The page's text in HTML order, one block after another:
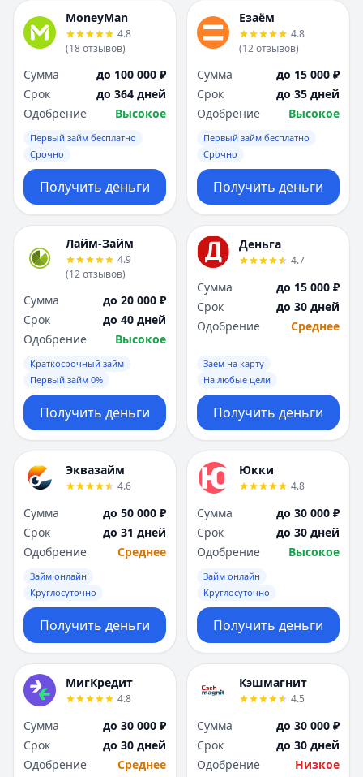
MoneyMan
4.8
(18отзывов)
Сумма
до 100 000 ₽
Срок
до 364 дней
Одобрение
Высокое
Первый займ бесплатно
Срочно
Получить деньги
Езаём
4.8
(12отзывов)
Сумма
до 15 000 ₽
Срок
до 35 дней
Одобрение
Высокое
Первый займ бесплатно
Срочно
Получить деньги
Лайм-Займ
4.9
(12отзывов)
Сумма
до 20 000 ₽
Срок
до 40 дней
Одобрение
Высокое
Краткосрочный займ
Первый займ 0%
Получить деньги
Деньга
4.7
Сумма
до 15 000 ₽
Срок
до 30 дней
Одобрение
Среднее
Заем на карту
На любые цели
Получить деньги
Эквазайм
4.6
Сумма
до 50 000 ₽
Срок
до 31 дней
Одобрение
Среднее
Займ онлайн
Круглосуточно
Получить деньги
Юкки
4.8
Сумма
до 30 000 ₽
Срок
до 30 дней
Одобрение
Высокое
Займ онлайн
Круглосуточно
Получить деньги
МигКредит
4.8
Сумма
до 30 000 ₽
Срок
до 30 дней
Одобрение
Среднее
Кэшмагнит
4.5
Сумма
до 30 000 ₽
Срок
до 30 дней
Одобрение
Низкое